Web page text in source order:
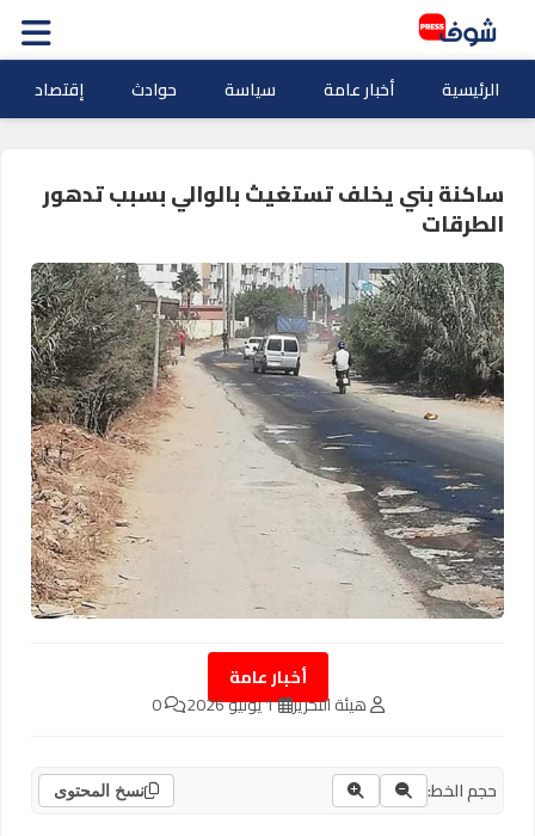
الرئيسية أخبار عامة سياسة حوادث إقتصاد
ساكنة بني يخلف تستغيث بالوالي بسبب تدهور
الطرقات
أخبار عامة
هيئة التحرير 1 يونيو 2026 0
حجم الخط: نسخ المحتوى